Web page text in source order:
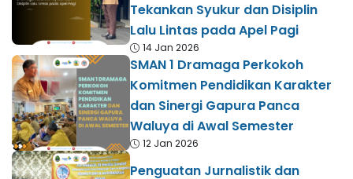
Tekankan Syukur dan Disiplin
Lalu Lintas pada Apel Pagi
14 Jan 2026
SMAN 1 Dramaga Perkokoh
Komitmen Pendidikan Karakter
dan Sinergi Gapura Panca
Waluya di Awal Semester
12 Jan 2026
Penguatan Jurnalistik dan